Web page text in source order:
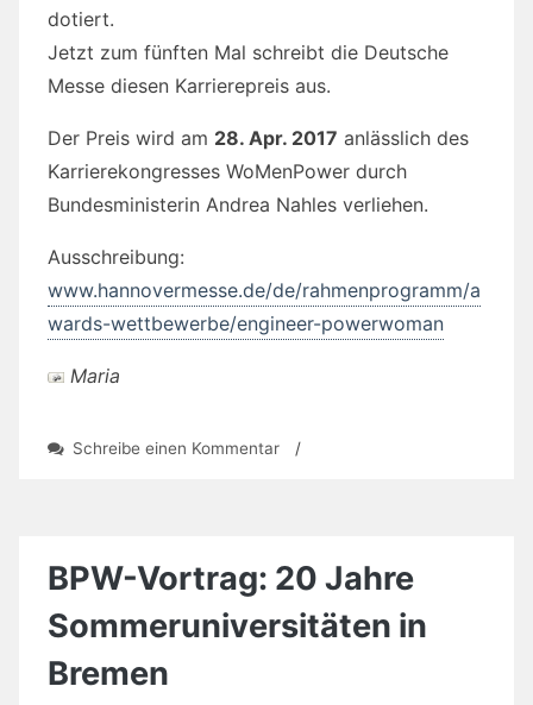
dotiert.
Jetzt zum fünften Mal schreibt die Deutsche
Messe diesen Karrierepreis aus.
Der Preis wird am 28. Apr. 2017 anlässlich des
Karrierekongresses WoMenPower durch
Bundesministerin Andrea Nahles verliehen.
Ausschreibung:
www.hannovermesse.de/de/rahmenprogramm/a
wards-wettbewerbe/engineer-powerwoman
Maria
Schreibe einen Kommentarzu /
BPW-Vortrag: 20 Jahre
Sommeruniversitäten in
Bremen